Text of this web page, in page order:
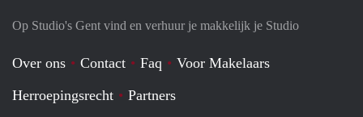
Op Studio's Gent vind en verhuur je makkelijk je Studio
Over ons Contact Faq
Voor Makelaars
Herroepingsrecht
Partners